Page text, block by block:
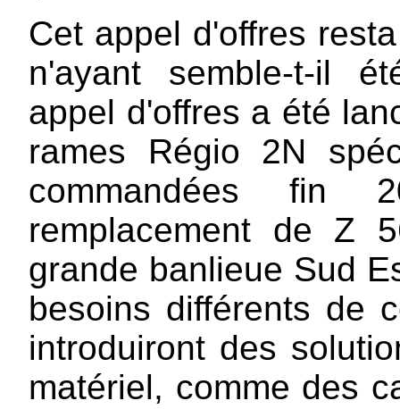
Cet appel d'offres
n'ayant semble-t-il
appel d'offres a été
rames Régio 2N
commandées fin
remplacement de Z
grande banlieue Sud
besoins différents de
introduiront des
matériel, comme des